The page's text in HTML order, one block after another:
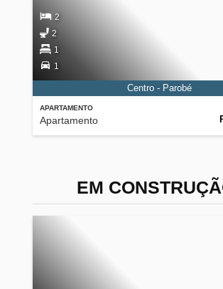
APARTAMENTO
Apartamento
2
2
1
1
Centro - Parobé
EM